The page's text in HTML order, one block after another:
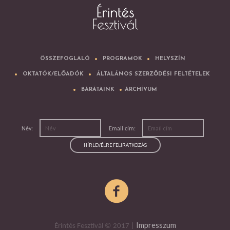
ÖSSZEFOGLALÓ PROGRAMOK HELYSZÍN
OKTATÓK/ELŐADÓK ÁLTALÁNOS SZERZŐDÉSI FELTÉTELEK
BARÁTAINK ARCHÍVUM
Név: Email cím:
Érintés Fesztivál © 2017 | Impresszum